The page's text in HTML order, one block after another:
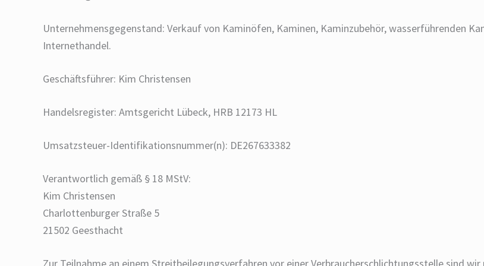
Unternehmensgegenstand: Verkauf von Kaminöfen, Kaminen, Kaminzubehör, wasserführenden
Internethandel.
Geschäftsführer: Kim Christensen
Handelsregister: Amtsgericht Lübeck, HRB 12173 HL
Umsatzsteuer-Identifikationsnummer(n): DE267633382
Verantwortlich gemäß § 18 MStV:
Kim Christensen
Charlottenburger Straße 5
21502 Geesthacht